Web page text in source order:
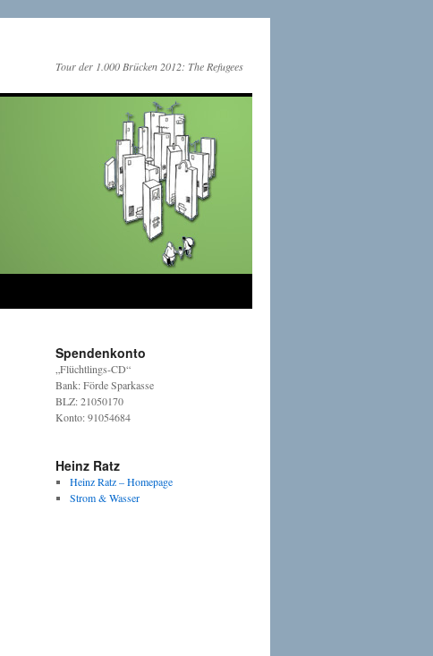
Tour der 1.000 Brücken 2012: The Refugees
Spendenkonto
„Flüchtlings-CD“
Bank: Förde Sparkasse
BLZ: 21050170
Konto: 91054684
Heinz Ratz
Heinz Ratz – Homepage
Strom & Wasser